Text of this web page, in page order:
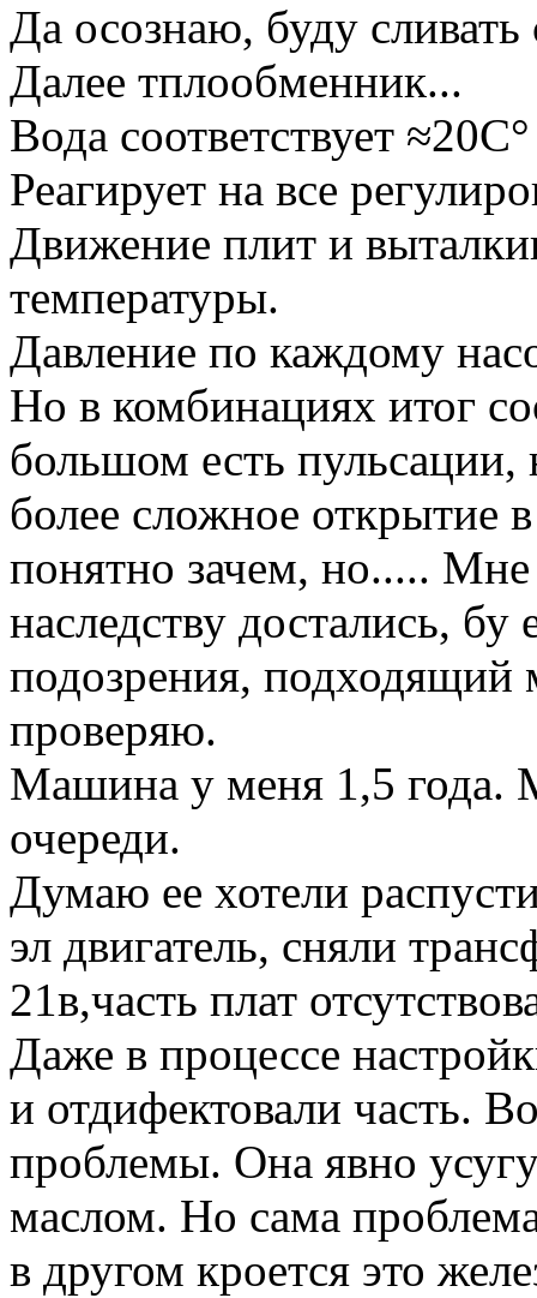
Да осознаю, буду сливать
Далее тплообменник...
Вода соответствует ≈20С°
Реагирует на все
Движение плит и
температуры.
Давление по каждому
Но в комбинациях итог
большом есть пульсации,
более сложное открытие
понятно зачем, но..... Мне
наследству достались, бу
подозрения, подходящий
проверяю.
Машина у меня 1,5 года.
очереди.
Думаю ее хотели
эл двигатель, сняли
21в,часть плат
Даже в процессе
и отдифектовали часть.
проблемы. Она явно
маслом. Но сама
в другом кроется это